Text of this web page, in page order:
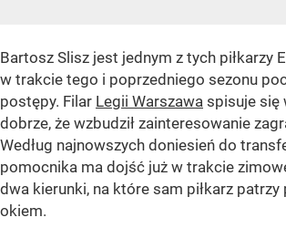
Bartosz Slisz jest jednym z tych piłkarzy
w trakcie tego i poprzedniego sezonu
postępy. Filar Legii Warszawa spisuje się
dobrze, że wzbudził zainteresowanie
Według najnowszych doniesień do
pomocnika ma dojść już w trakcie
dwa kierunki, na które sam piłkarz patrzy
okiem.